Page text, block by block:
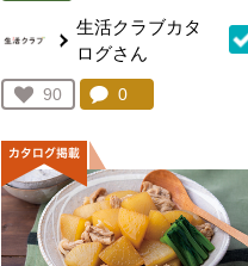
生活クラブカタ
ログさん
お気に入り登録：
90
人が登録
コメント：
0件。コメントを